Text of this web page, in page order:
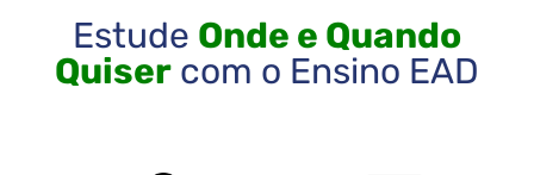
Estude Onde e Quando
Quiser com o Ensino EAD